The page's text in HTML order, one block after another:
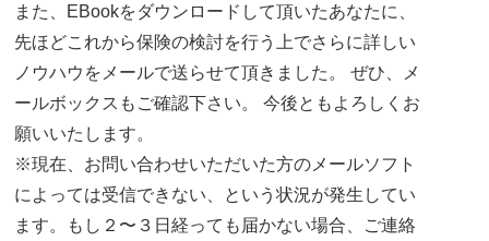
また、EBookをダウンロードして頂いたあなたに、
先ほどこれから保険の検討を行う上でさらに詳しい
ノウハウをメールで送らせて頂きました。 ぜひ、メ
ールボックスもご確認下さい。 今後ともよろしくお
願いいたします。
※現在、お問い合わせいただいた方のメールソフト
によっては受信できない、という状況が発生してい
ます。もし２〜３日経っても届かない場合、ご連絡